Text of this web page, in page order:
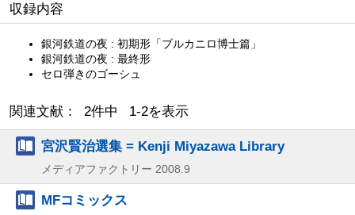
収録内容
銀河鉄道の夜 : 初期形「ブルカニロ博士篇」
銀河鉄道の夜 : 最終形
セロ弾きのゴーシュ
関連文献： 2件中 1-2を表示
宮沢賢治選集 = Kenji Miyazawa Library
メディアファクトリー 2008.9
MFコミックス